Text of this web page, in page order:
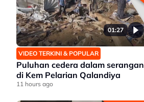
01:27
VIDEO TERKINI & POPULAR
Puluhan cedera dalam serangan
di Kem Pelarian Qalandiya
11 hours ago